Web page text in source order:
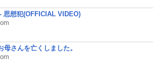
思想犯(OFFICIAL VIDEO)
母さんを亡くしました。